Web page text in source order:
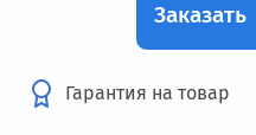
Заказать
Гарантия на товар